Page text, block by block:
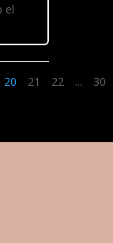
el
20 21 22 ... 30